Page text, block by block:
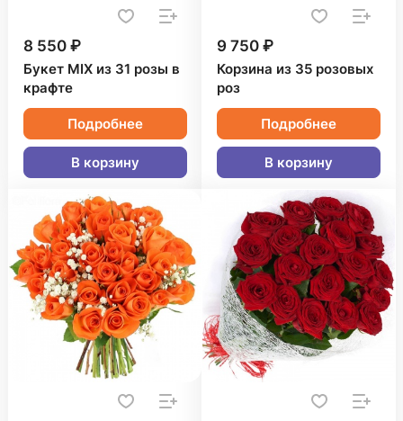
8 550 ₽
Букет MIX из 31 розы в
крафте
Подробнее
В корзину
9 750 ₽
Корзина из 35 розовых
роз
Подробнее
В корзину